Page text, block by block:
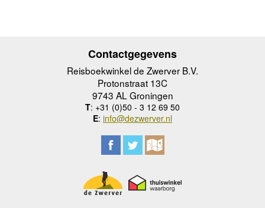
Contactgegevens
Reisboekwinkel de Zwerver B.V.
Protonstraat 13C
9743 AL Groningen
T: +31 (0)50 - 3 12 69 50
E: info@dezwerver.nl